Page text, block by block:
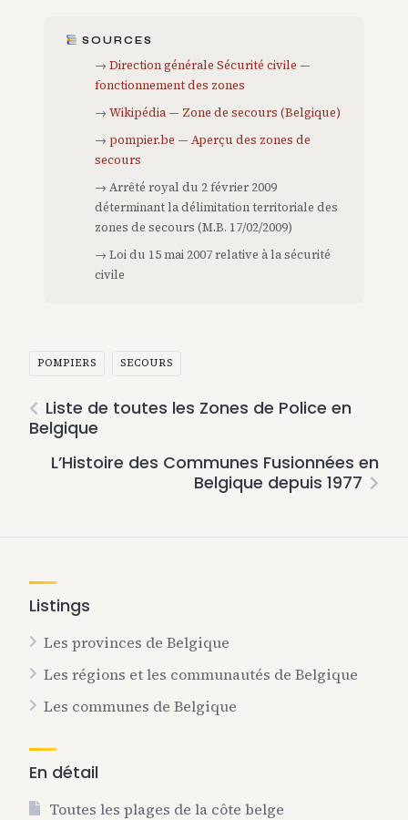
SOURCES
→ Direction générale Sécurité civile —
fonctionnement des zones
→ Wikipédia — Zone de secours (Belgique)
→ pompier.be — Aperçu des zones de
secours
→ Arrêté royal du 2 février 2009
déterminant la délimitation territoriale des
zones de secours (M.B. 17/02/2009)
→ Loi du 15 mai 2007 relative à la sécurité
civile
POMPIERS SECOURS
Liste de toutes les Zones de Police en
Belgique
L’Histoire des Communes Fusionnées en
Belgique depuis 1977
Listings
Les provinces de Belgique
Les régions et les communautés de Belgique
Les communes de Belgique
En détail
Toutes les plages de la côte belge